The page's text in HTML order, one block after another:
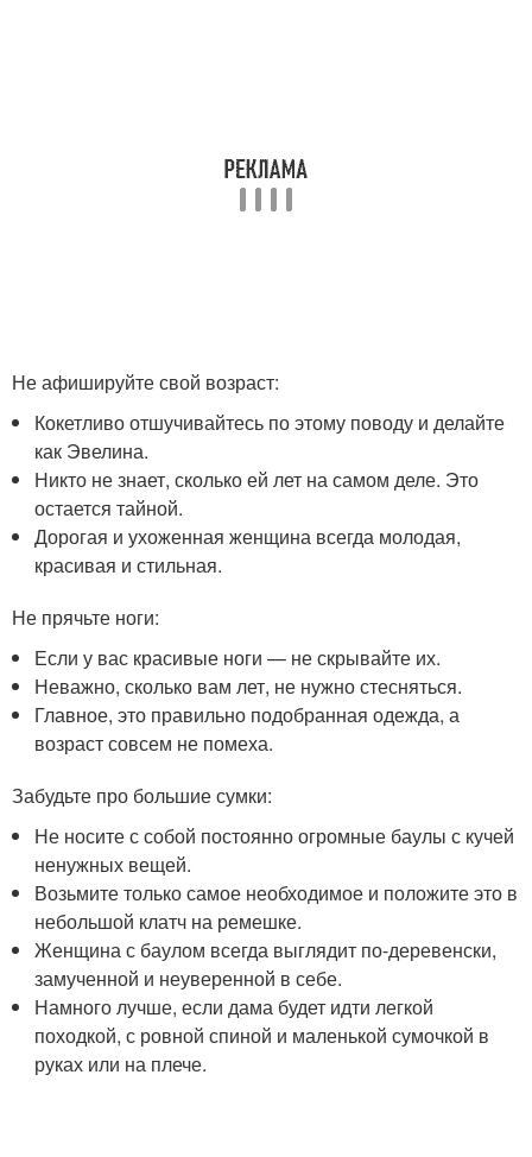
Не афишируйте свой возраст:
Кокетливо отшучивайтесь по этому поводу и делайте
как Эвелина.
Никто не знает, сколько ей лет на самом деле. Это
остается тайной.
Дорогая и ухоженная женщина всегда молодая,
красивая и стильная.
Не прячьте ноги:
Если у вас красивые ноги — не скрывайте их.
Неважно, сколько вам лет, не нужно стесняться.
Главное, это правильно подобранная одежда, а
возраст совсем не помеха.
Забудьте про большие сумки:
Не носите с собой постоянно огромные баулы с кучей
ненужных вещей.
Возьмите только самое необходимое и положите это в
небольшой клатч на ремешке.
Женщина с баулом всегда выглядит по-деревенски,
замученной и неуверенной в себе.
Намного лучше, если дама будет идти легкой
походкой, с ровной спиной и маленькой сумочкой в
руках или на плече.